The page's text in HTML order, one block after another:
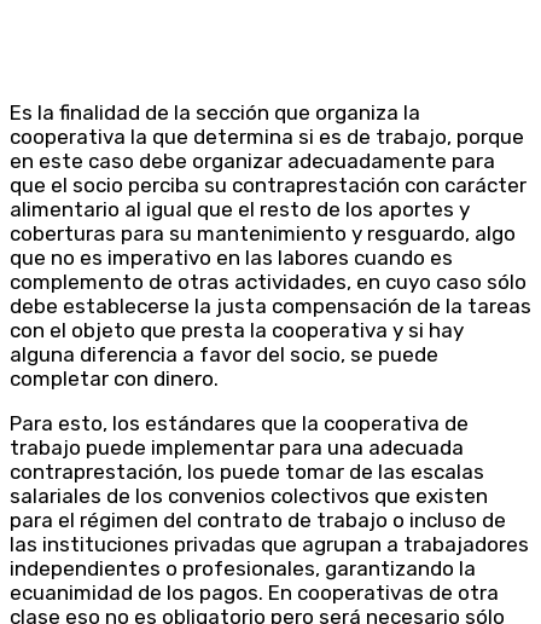
Es la finalidad de la sección que organiza la
cooperativa la que determina si es de trabajo, porque
en este caso debe organizar adecuadamente para
que el socio perciba su contraprestación con carácter
alimentario al igual que el resto de los aportes y
coberturas para su mantenimiento y resguardo, algo
que no es imperativo en las labores cuando es
complemento de otras actividades, en cuyo caso sólo
debe establecerse la justa compensación de la tareas
con el objeto que presta la cooperativa y si hay
alguna diferencia a favor del socio, se puede
completar con dinero.
Para esto, los estándares que la cooperativa de
trabajo puede implementar para una adecuada
contraprestación, los puede tomar de las escalas
salariales de los convenios colectivos que existen
para el régimen del contrato de trabajo o incluso de
las instituciones privadas que agrupan a trabajadores
independientes o profesionales, garantizando la
ecuanimidad de los pagos. En cooperativas de otra
clase eso no es obligatorio pero será necesario sólo